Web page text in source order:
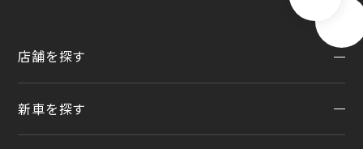
店舗を探す
地域から探す
新車を探す